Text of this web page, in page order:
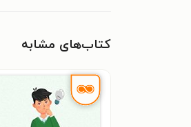
کتاب‌های مشابه